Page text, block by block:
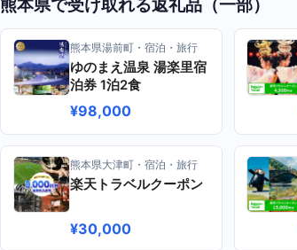
熊本県で受け取れる返礼品（一部）
熊本県湯前町・宿泊・旅行
ゆのまえ温泉 湯楽里宿
泊券 1泊2食
¥98,000
熊本県大津町・宿泊・旅行
楽天トラベルクーポン
¥30,000